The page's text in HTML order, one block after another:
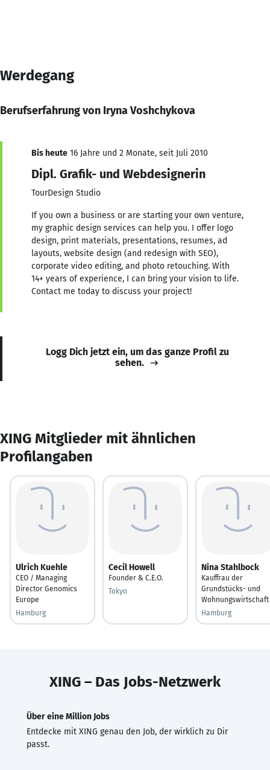
Werdegang
Berufserfahrung von Iryna Voshchykova
Bis heute 16 Jahre und 2 Monate, seit Juli 2010
Dipl. Grafik- und Webdesignerin
TourDesign Studio
If you own a business or are starting your own venture,
my graphic design services can help you. I offer logo
design, print materials, presentations, resumes, ad
layouts, website design (and redesign with SEO),
corporate video editing, and photo retouching. With
14+ years of experience, I can bring your vision to life.
Contact me today to discuss your project!
Logg Dich jetzt ein, um das ganze Profil zu
sehen.
XING Mitglieder mit ähnlichen
Profilangaben
Ulrich Kuehle
CEO / Managing
Director Genomics
Europe
Hamburg
Cecil Howell
Founder & C.E.O.
Tokyo
Nina Stahlbock
Kauffrau der
Grundstücks- und
Wohnungswirtschaft
Hamburg
XING – Das Jobs-Netzwerk
Über eine Million Jobs
Entdecke mit XING genau den Job, der wirklich zu Dir
passt.